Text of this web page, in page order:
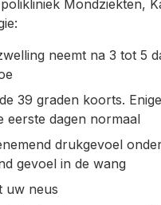
Mondziekten,
neemt na 3 tot 5
39 graden koorts. Enige
eerste dagen normaal
drukgevoel
gevoel in de wang
uw neus